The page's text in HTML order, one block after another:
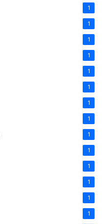
1
1
1
1
1
1
1
1
1
1
1
1
1
1